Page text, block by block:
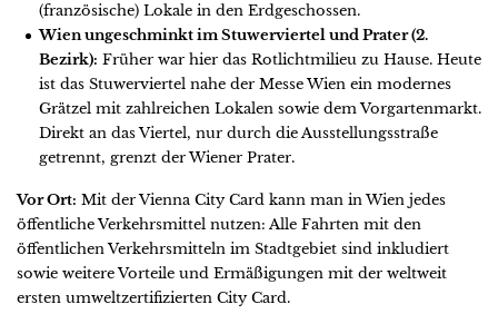
(französische) Lokale in den Erdgeschossen.
Wien ungeschminkt im Stuwerviertel und Prater (2.
Bezirk): Früher war hier das Rotlichtmilieu zu Hause. Heute
ist das Stuwerviertel nahe der Messe Wien ein modernes
Grätzel mit zahlreichen Lokalen sowie dem Vorgartenmarkt.
Direkt an das Viertel, nur durch die Ausstellungsstraße
getrennt, grenzt der Wiener Prater.
Vor Ort: Mit der Vienna City Card kann man in Wien jedes
öffentliche Verkehrsmittel nutzen: Alle Fahrten mit den
öffentlichen Verkehrsmitteln im Stadtgebiet sind inkludiert
sowie weitere Vorteile und Ermäßigungen mit der weltweit
ersten umweltzertifizierten City Card.